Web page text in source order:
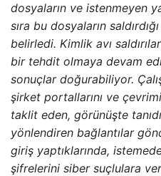
dosyaların ve istenmeyen
sıra bu dosyaların saldırdığı
belirledi. Kimlik avı
bir tehdit olmaya devam
sonuçlar doğurabiliyor.
şirket portallarını ve
taklit eden, görünüşte
yönlendiren bağlantılar
giriş yaptıklarında,
şifrelerini siber suçlulara